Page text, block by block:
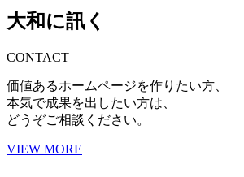
大和に訊く
CONTACT
価値あるホームページを作りたい方、
本気で成果を出したい方は、
どうぞご相談ください。
VIEW MORE